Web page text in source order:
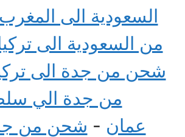
السعودية الى المغرب
من السعودية الى
شحن من جدة الى
من جدة الي
عمان - شحن من